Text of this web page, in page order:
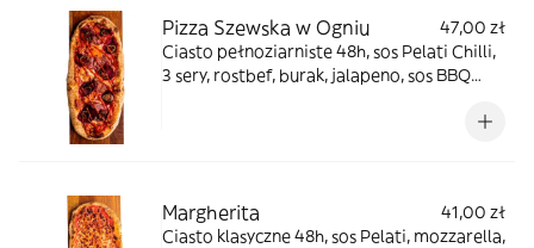
Pizza Szewska w Ogniu
47,00 zł
Ciasto pełnoziarniste 48h, sos Pelati Chilli,
3 sery, rostbef, burak, jalapeno, sos BBQ
Margherita
41,00 zł
Ciasto klasyczne 48h, sos Pelati, mozzarella,